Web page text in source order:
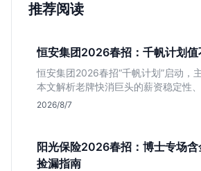
推荐阅读
恒安集团2026春招：千帆计划值
恒安集团2026春招“千帆计划”启动，
本文解析老牌快消巨头的薪资稳定性
策链条长的局限，帮你判断是否值得投
2026/8/7
阳光保险2026春招：博士专场
捡漏指南